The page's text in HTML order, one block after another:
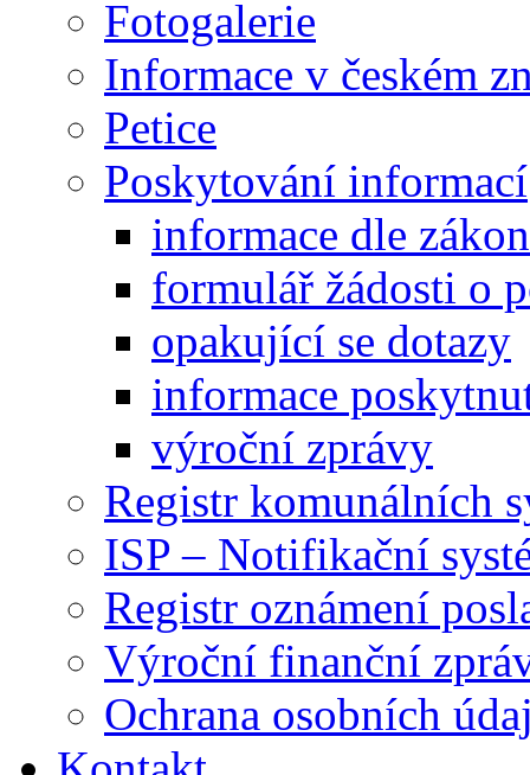
Fotogalerie
Informace v českém
Petice
Poskytování informací
informace dle
formulář žádosti o
opakující se dotazy
informace
výroční zprávy
Registr komunálních
ISP – Notifikační
Registr oznámení
Výroční finanční
Ochrana osobních